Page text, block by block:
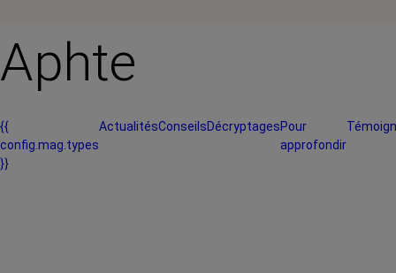
Aphte
{{
config.mag.types
}}
ActualitésConseilsDécryptagesPour
approfondir